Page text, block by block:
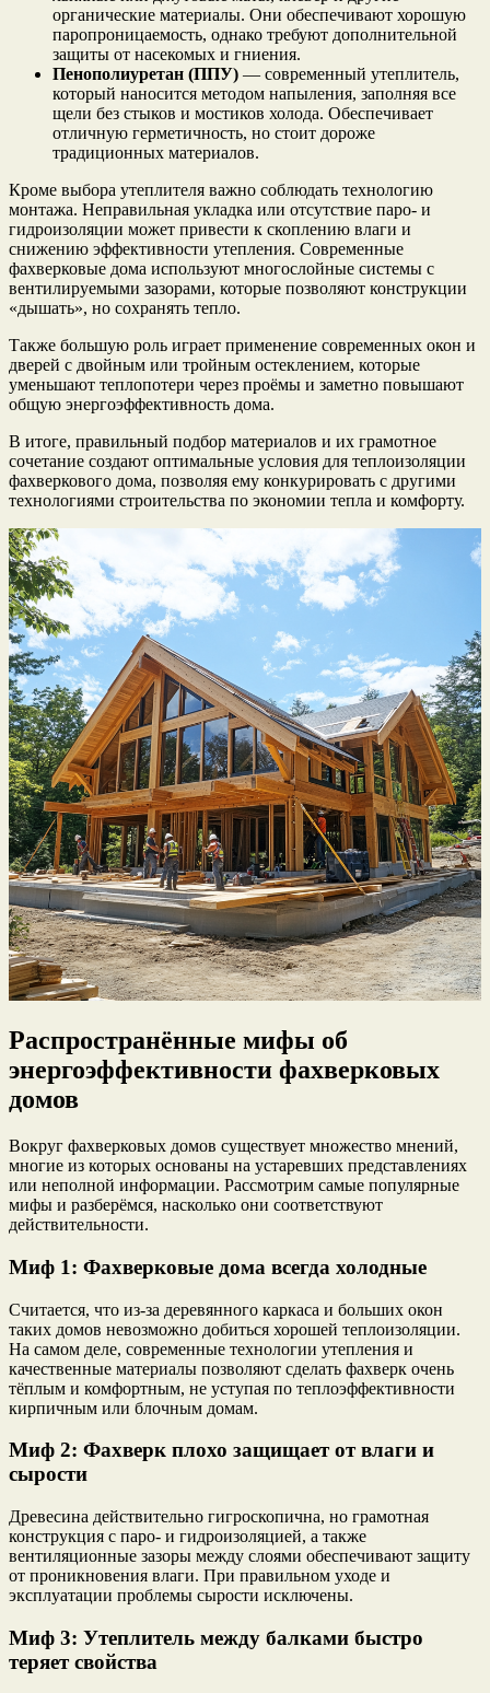
органические материалы. Они обеспечивают хорошую
паропроницаемость, однако требуют дополнительной
защиты от насекомых и гниения.
Пенополиуретан (ППУ) — современный утеплитель,
который наносится методом напыления, заполняя все
щели без стыков и мостиков холода. Обеспечивает
отличную герметичность, но стоит дороже
традиционных материалов.
Кроме выбора утеплителя важно соблюдать технологию
монтажа. Неправильная укладка или отсутствие паро- и
гидроизоляции может привести к скоплению влаги и
снижению эффективности утепления. Современные
фахверковые дома используют многослойные системы с
вентилируемыми зазорами, которые позволяют конструкции
«дышать», но сохранять тепло.
Также большую роль играет применение современных окон и
дверей с двойным или тройным остеклением, которые
уменьшают теплопотери через проёмы и заметно повышают
общую энергоэффективность дома.
В итоге, правильный подбор материалов и их грамотное
сочетание создают оптимальные условия для теплоизоляции
фахверкового дома, позволяя ему конкурировать с другими
технологиями строительства по экономии тепла и комфорту.
Распространённые мифы об
энергоэффективности фахверковых
домов
Вокруг фахверковых домов существует множество мнений,
многие из которых основаны на устаревших представлениях
или неполной информации. Рассмотрим самые популярные
мифы и разберёмся, насколько они соответствуют
действительности.
Миф 1: Фахверковые дома всегда холодные
Считается, что из-за деревянного каркаса и больших окон
таких домов невозможно добиться хорошей теплоизоляции.
На самом деле, современные технологии утепления и
качественные материалы позволяют сделать фахверк очень
тёплым и комфортным, не уступая по теплоэффективности
кирпичным или блочным домам.
Миф 2: Фахверк плохо защищает от влаги и
сырости
Древесина действительно гигроскопична, но грамотная
конструкция с паро- и гидроизоляцией, а также
вентиляционные зазоры между слоями обеспечивают защиту
от проникновения влаги. При правильном уходе и
эксплуатации проблемы сырости исключены.
Миф 3: Утеплитель между балками быстро
теряет свойства